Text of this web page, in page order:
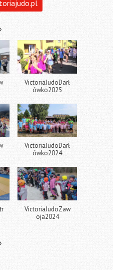
VictoriaJudoDarł
ówko2025
VictoriaJudoDarł
ówko2024
VictoriaJudoZaw
oja2024